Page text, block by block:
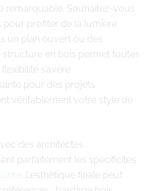
remarquable. Souhaitez-vous
pour profiter de la lumière
un plan ouvert ou des
structure en bois permet toutes
s’avère
pour des projets
véritablement votre style de
des architectes
parfaitement les spécificités
. L’esthétique finale peut